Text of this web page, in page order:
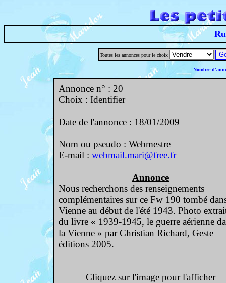
Toutes les annonces pour le choix
Nombre
Annonce n° : 20
Choix : Identifier
Date de l'annonce : 18/01/2009
Nom ou pseudo : Webmestre
E-mail : webmail.mari@free.fr
Annonce
Nous recherchons des renseignements
complémentaires sur ce Fw 190 tombé
Vienne au début de l'été 1943. Photo
du livre « 1939-1945, le guerre aérienne
la Vienne » par Christian Richard, Geste
éditions 2005.
Cliquez sur l'image pour l'afficher